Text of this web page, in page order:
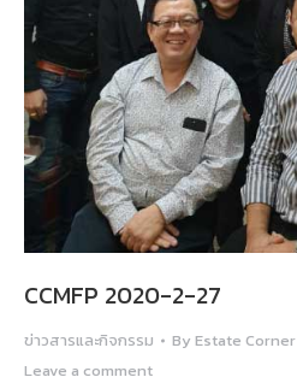
CCMFP 2020-2-27
ข่าวสารและกิจกรรม By Estate Corner
Leave a comment